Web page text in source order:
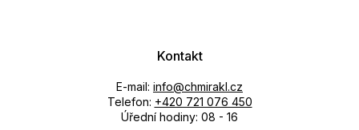
Kontakt
E-mail: info@chmirakl.cz
Telefon: +420 721 076 450
Úřední hodiny: 08 - 16